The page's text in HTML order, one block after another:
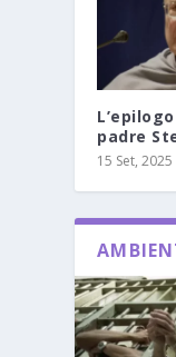
padre
15 Set, 2025